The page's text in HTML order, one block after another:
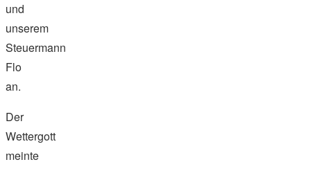
und
unserem
Steuermann
Flo
an.
Der
Wettergott
meinte